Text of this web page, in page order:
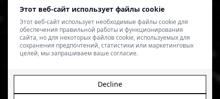
Этот веб-сайт использует файлы cookie
Этот веб-сайт использует необходимые файлы cookie для
обеспечения правильной работы и функционирования
сайта, но для некоторых файлов cookie, используемых для
сохранения предпочтений, статистики или маркетинговых
целей, мы запрашиваем ваше согласие.
Decline
Политика конфиденциальности